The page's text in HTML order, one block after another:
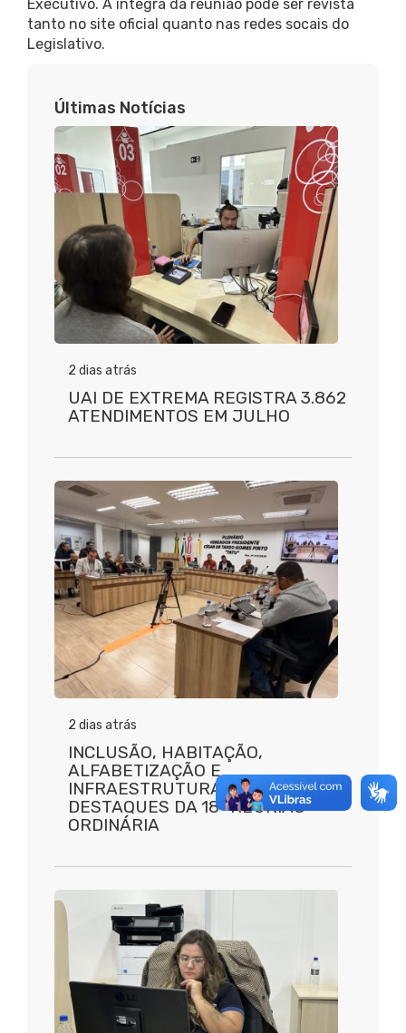
Executivo. A íntegra da reunião pode ser revista
tanto no site oficial quanto nas redes socais do
Legislativo.
Últimas Notícias
2 dias atrás
UAI DE EXTREMA REGISTRA 3.862
ATENDIMENTOS EM JULHO
2 dias atrás
INCLUSÃO, HABITAÇÃO,
ALFABETIZAÇÃO E
INFRAESTRUTURA SÃO
DESTAQUES DA 18ª REUNIÃO
ORDINÁRIA